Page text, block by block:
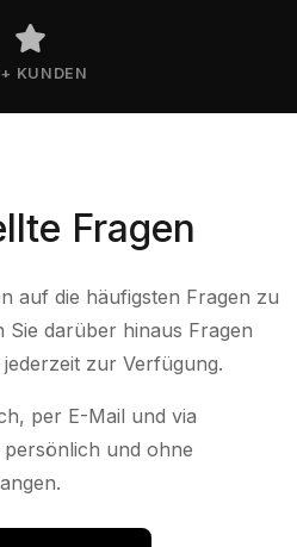
KUNDEN
Fragen
auf die häufigsten Fragen zu
Sie darüber hinaus Fragen
zur Verfügung.
per E-Mail und via
und ohne